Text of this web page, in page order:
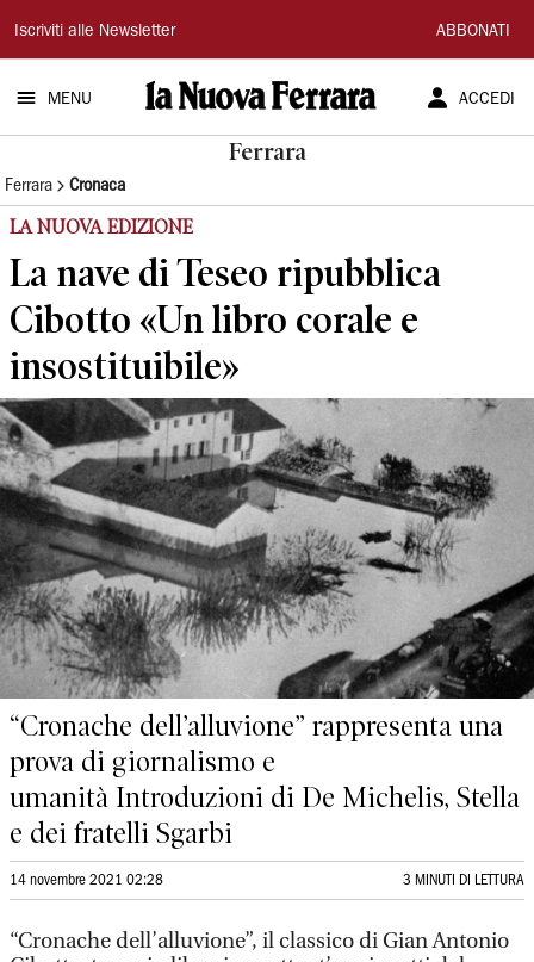
La
Nuova
Ferrara
Iscriviti alle Newsletter ABBONATI
MENU ACCEDI
Ferrara
Ferrara Cronaca
LA NUOVA EDIZIONE
La nave di Teseo ripubblica
Cibotto «Un libro corale e
insostituibile»
“Cronache dell’alluvione” rappresenta una
prova di giornalismo e
umanità Introduzioni di De Michelis, Stella
e dei fratelli Sgarbi
14 novembre 2021 02:28 3 MINUTI DI LETTURA
“Cronache dell’alluvione”, il classico di Gian Antonio